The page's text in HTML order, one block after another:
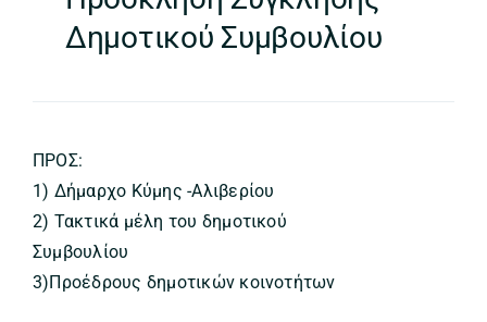
Δημοτικού Συμβουλίου
ΠΡΟΣ:
1) Δήμαρχο Κύμης -Αλιβερίου
2) Τακτικά μέλη του δημοτικού
Συμβουλίου
3)Προέδρους δημοτικών κοινοτήτων